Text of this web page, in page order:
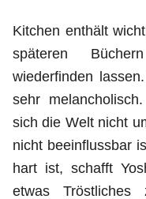
Kitchen enthält
späteren
wiederfinden
sehr
sich die Welt nicht
nicht beeinflussbar
hart ist, schafft
etwas Tröstliches